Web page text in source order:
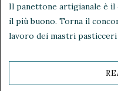
Il panettone artigianale è il
il più buono. Torna il
lavoro dei mastri